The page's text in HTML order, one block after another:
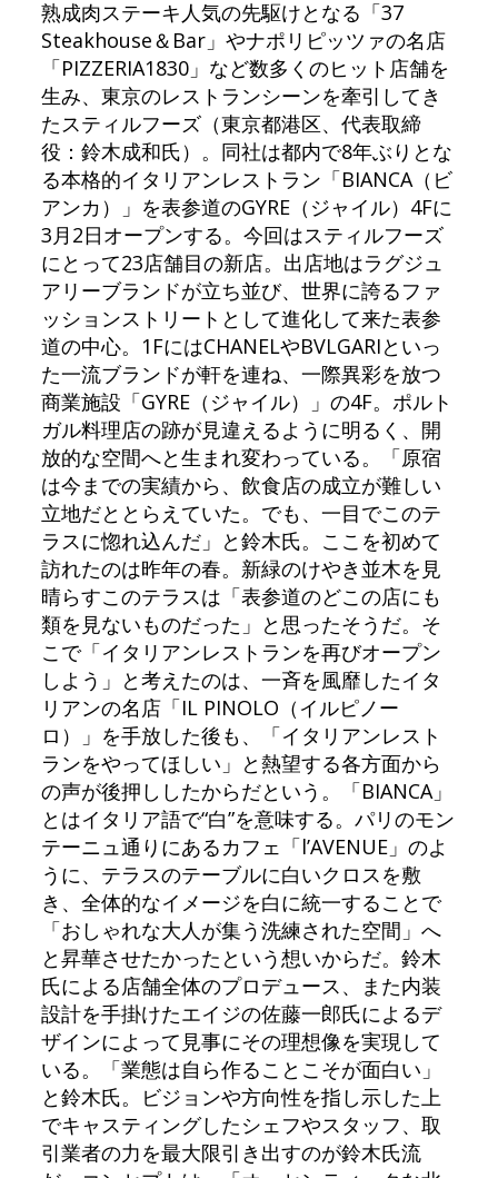
熟成肉ステーキ人気の先駆けとなる「37
Steakhouse＆Bar」やナポリピッツァの名店
「PIZZERIA1830」など数多くのヒット店舗を
生み、東京のレストランシーンを牽引してき
たスティルフーズ（東京都港区、代表取締
役：鈴木成和氏）。同社は都内で8年ぶりとな
る本格的イタリアンレストラン「BIANCA（ビ
アンカ）」を表参道のGYRE（ジャイル）4Fに
3月2日オープンする。今回はスティルフーズ
にとって23店舗目の新店。出店地はラグジュ
アリーブランドが立ち並び、世界に誇るファ
ッションストリートとして進化して来た表参
道の中心。1FにはCHANELやBVLGARIといっ
た一流ブランドが軒を連ね、一際異彩を放つ
商業施設「GYRE（ジャイル）」の4F。ポルト
ガル料理店の跡が見違えるように明るく、開
放的な空間へと生まれ変わっている。「原宿
は今までの実績から、飲食店の成立が難しい
立地だととらえていた。でも、一目でこのテ
ラスに惚れ込んだ」と鈴木氏。ここを初めて
訪れたのは昨年の春。新緑のけやき並木を見
晴らすこのテラスは「表参道のどこの店にも
類を見ないものだった」と思ったそうだ。そ
こで「イタリアンレストランを再びオープン
しよう」と考えたのは、一斉を風靡したイタ
リアンの名店「IL PINOLO（イルピノー
ロ）」を手放した後も、「イタリアンレスト
ランをやってほしい」と熱望する各方面から
の声が後押ししたからだという。「BIANCA」
とはイタリア語で“白”を意味する。パリのモン
テーニュ通りにあるカフェ「l’AVENUE」のよ
うに、テラスのテーブルに白いクロスを敷
き、全体的なイメージを白に統一することで
「おしゃれな大人が集う洗練された空間」へ
と昇華させたかったという想いからだ。鈴木
氏による店舗全体のプロデュース、また内装
設計を手掛けたエイジの佐藤一郎氏によるデ
ザインによって見事にその理想像を実現して
いる。「業態は自ら作ることこそが面白い」
と鈴木氏。ビジョンや方向性を指し示した上
でキャスティングしたシェフやスタッフ、取
引業者の力を最大限引き出すのが鈴木氏流